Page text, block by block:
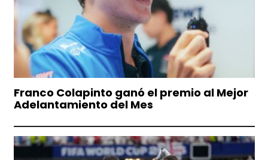
Franco Colapinto ganó el premio al Mejor
Adelantamiento del Mes